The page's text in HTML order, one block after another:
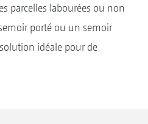
parcelles labourées ou non
porté ou un semoir
idéale pour de